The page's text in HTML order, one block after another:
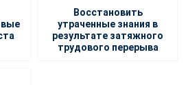
Восстановить
утраченные знания в
результате затяжного
трудового перерыва